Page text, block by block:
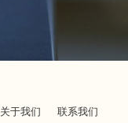
关于我们 联系我们